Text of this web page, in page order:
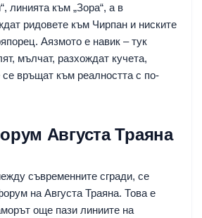
линията към „Зора“, а в
ридовете към Чирпан и ниските
Аязмото е навик – тук
мълчат, разхождат кучета,
връщат към реалността с по-
Августа Траяна
съвременните сгради, се
на Августа Траяна. Това е
още пази линиите на